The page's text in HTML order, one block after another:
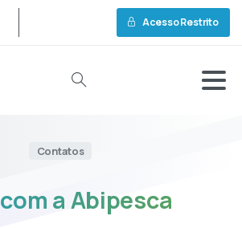
Acesso Restrito
Contatos
com a Abipesca